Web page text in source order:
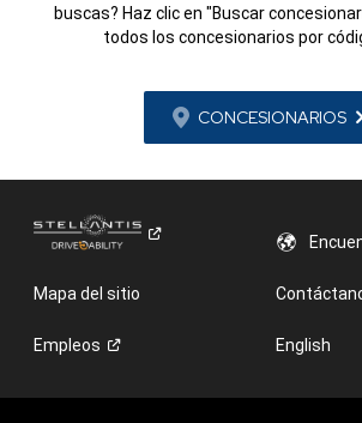
buscas? Haz clic en "Buscar
todos los concesionarios por
CONCESIONARIOS
Mapa del sitio
Empleos English